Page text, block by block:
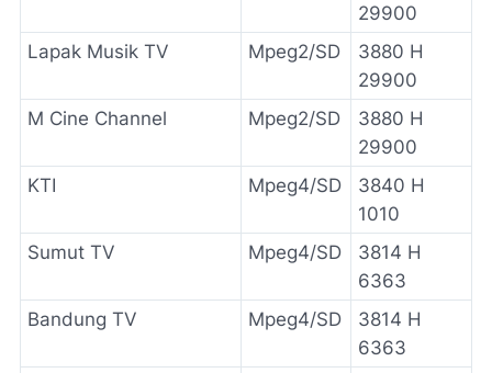
29900
Lapak Musik TV
Mpeg2/SD
3880 H
29900
M Cine Channel
Mpeg2/SD
3880 H
29900
KTI
Mpeg4/SD
3840 H
1010
Sumut TV
Mpeg4/SD
3814 H
6363
Bandung TV
Mpeg4/SD
3814 H
6363